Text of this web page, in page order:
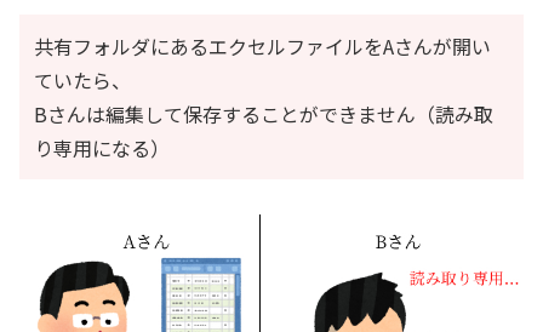
共有フォルダにあるエクセルファイルをAさんが開い
ていたら、
Bさんは編集して保存することができません（読み取
り専用になる）